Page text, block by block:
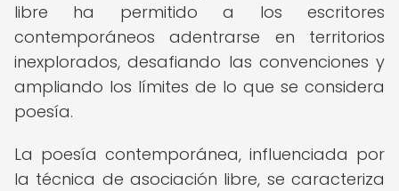
libre ha permitido a los escritores
contemporáneos adentrarse en territorios
inexplorados, desafiando las convenciones y
ampliando los límites de lo que se considera
poesía.
La poesía contemporánea, influenciada por
la técnica de asociación libre, se caracteriza